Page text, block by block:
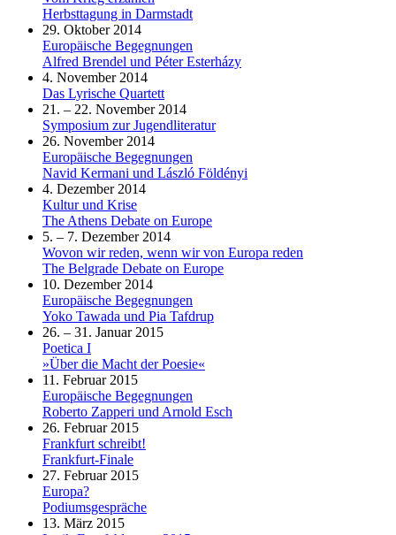
Herbsttagung in Darmstadt
29. Oktober 2014
Europäische Begegnungen
Alfred Brendel und Péter Esterházy
4. November 2014
Das Lyrische Quartett
21. – 22. November 2014
Symposium zur Jugendliteratur
26. November 2014
Europäische Begegnungen
Navid Kermani und László Földényi
4. Dezember 2014
Kultur und Krise
The Athens Debate on Europe
5. – 7. Dezember 2014
Wovon wir reden, wenn wir von Europa reden
The Belgrade Debate on Europe
10. Dezember 2014
Europäische Begegnungen
Yoko Tawada und Pia Tafdrup
26. – 31. Januar 2015
Poetica I
»Über die Macht der Poesie«
11. Februar 2015
Europäische Begegnungen
Roberto Zapperi und Arnold Esch
26. Februar 2015
Frankfurt schreibt!
Frankfurt-Finale
27. Februar 2015
Europa?
Podiumsgespräche
13. März 2015